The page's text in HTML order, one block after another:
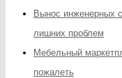
Вынос инженерных
лишних проблем
Мебельный
пожалеть